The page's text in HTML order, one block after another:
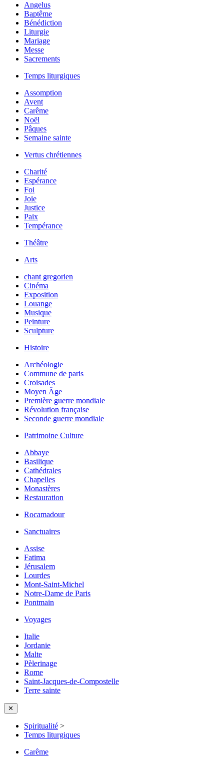
Angelus
Baptême
Bénédiction
Liturgie
Mariage
Messe
Sacrements
Temps liturgiques
Assomption
Avent
Carême
Noël
Pâques
Semaine sainte
Vertus chrétiennes
Charité
Espérance
Foi
Joie
Justice
Paix
Tempérance
Théâtre
Arts
chant gregorien
Cinéma
Exposition
Louange
Musique
Peinture
Sculpture
Histoire
Archéologie
Commune de paris
Croisades
Moyen Âge
Première guerre mondiale
Révolution française
Seconde guerre mondiale
Patrimoine Culture
Abbaye
Basilique
Cathédrales
Chapelles
Monastères
Restauration
Rocamadour
Sanctuaires
Assise
Fatima
Jérusalem
Lourdes
Mont-Saint-Michel
Notre-Dame de Paris
Pontmain
Voyages
Italie
Jordanie
Malte
Pèlerinage
Rome
Saint-Jacques-de-Compostelle
Terre sainte
✕
Spiritualité >
Temps liturgiques
Carême